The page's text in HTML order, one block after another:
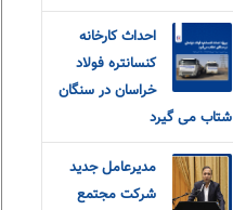
احداث کارخانه
کنسانتره فولاد
خراسان در سنگان
شتاب می گیرد
مدیرعامل جدید
شرکت مجتمع